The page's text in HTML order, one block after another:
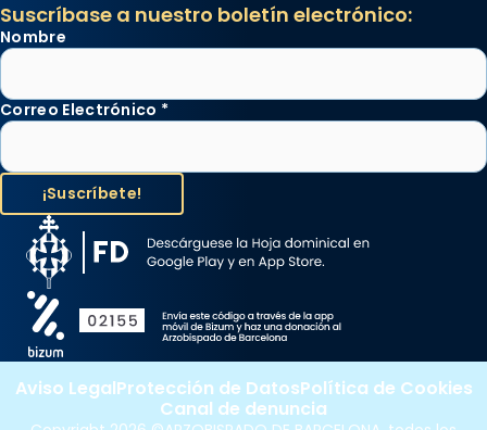
Suscríbase a nuestro boletín electrónico:
Nombre
Correo Electrónico *
Aviso LegalProtección de DatosPolítica de Cookies
Canal de denuncia